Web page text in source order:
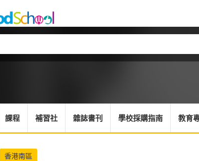
課程 補習社 雜誌書刊 學校採購指南 教育
香港南區